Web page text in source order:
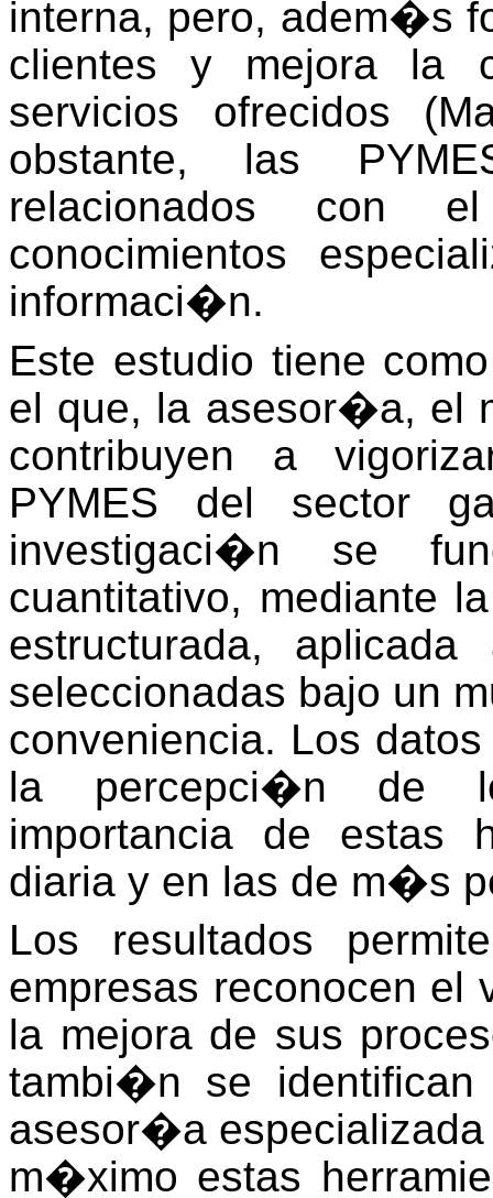
interna, pero, adem�s
clientes y mejora la
servicios ofrecidos (
obstante, las
relacionados con
conocimientos
informaci�n.
Este estudio tiene
el que, la asesor�a, el
contribuyen a
PYMES del sector
investigaci�n se
cuantitativo, mediante
estructurada,
seleccionadas bajo un
conveniencia. Los
la percepci�n de
importancia de estas
diaria y en las de m�s
Los resultados
empresas reconocen
la mejora de sus
tambi�n se
asesor�a
m�ximo estas